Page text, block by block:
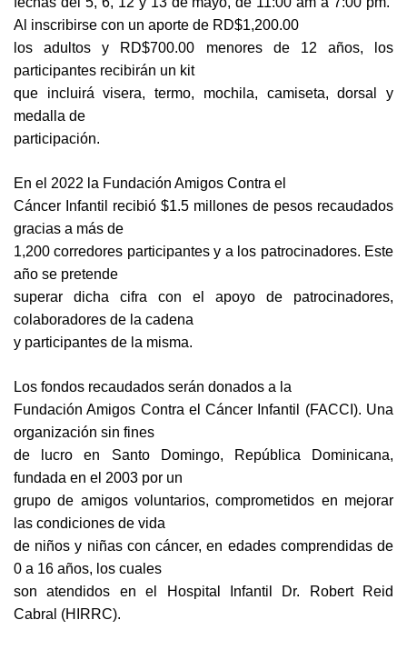
Al inscribirse con un aporte de RD$1,200.00
los adultos y RD$700.00 menores de 12 años, los
participantes recibirán un kit
que incluirá visera, termo, mochila, camiseta, dorsal y
medalla de
participación.
En el 2022 la Fundación Amigos Contra el
Cáncer Infantil recibió $1.5 millones de pesos recaudados
gracias a más de
1,200 corredores participantes y a los patrocinadores. Este
año se pretende
superar dicha cifra con el apoyo de patrocinadores,
colaboradores de la cadena
y participantes de la misma.
Los fondos recaudados serán donados a la
Fundación Amigos Contra el Cáncer Infantil (FACCI). Una
organización sin fines
de lucro en Santo Domingo, República Dominicana,
fundada en el 2003 por un
grupo de amigos voluntarios, comprometidos en mejorar
las condiciones de vida
de niños y niñas con cáncer, en edades comprendidas de
0 a 16 años, los cuales
son atendidos en el Hospital Infantil Dr. Robert Reid
Cabral (HIRRC).